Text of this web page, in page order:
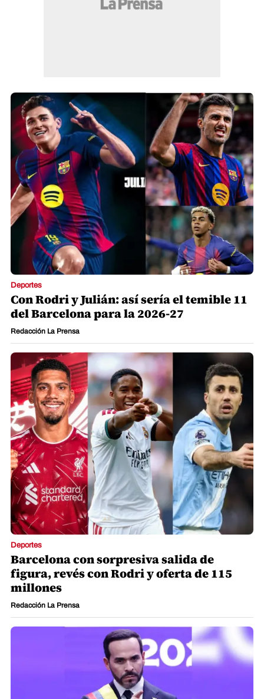
Deportes
Con Rodri y Julián: así sería el temible 11
del Barcelona para la 2026-27
Redacción La Prensa
Deportes
Barcelona con sorpresiva salida de
figura, revés con Rodri y oferta de 115
millones
Redacción La Prensa